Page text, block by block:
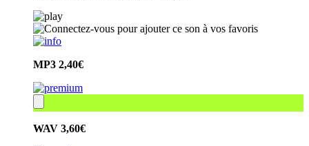
MP3 2,40€
WAV 3,60€